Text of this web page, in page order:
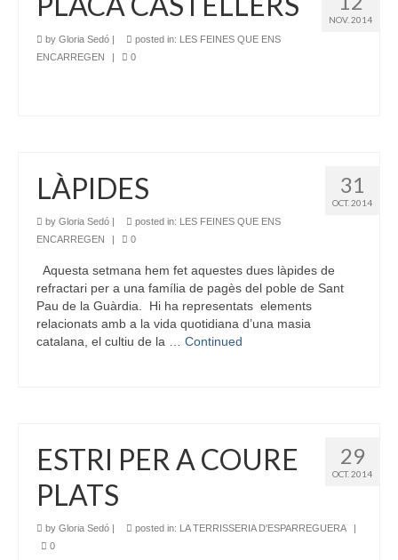
NOV. 2014
by Gloria Sedó | posted in: LES FEINES QUE ENS
ENCARREGEN
| 0
31
OCT. 2014
LÀPIDES
by Gloria Sedó | posted in: LES FEINES QUE ENS
ENCARREGEN
| 0
Aquesta setmana hem fet aquestes dues làpides de
refractari per a una família de pagès del poble de Sant
Pau de la Guàrdia. Hi ha representats elements
relacionats amb a la vida quotidiana d’una masia
catalana, el cultiu de la … Continued
29
OCT. 2014
ESTRI PER A COURE
PLATS
by Gloria Sedó posted in: LA TERRISSERIA D'ESPARREGUERA
0